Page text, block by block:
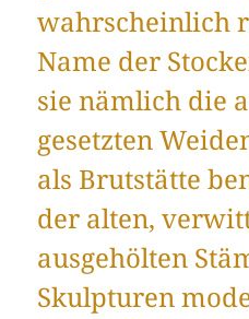
wahrscheinlich
Name der
sie nämlich die
gesetzten
als Brutstätte
der alten,
ausgehölten
Skulpturen